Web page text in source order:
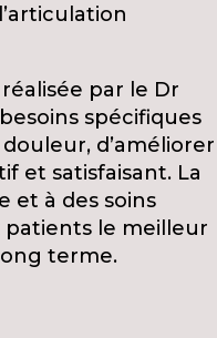
par le Dr
spécifiques
d’améliorer
et satisfaisant. La
et à des soins
patients le meilleur
terme.